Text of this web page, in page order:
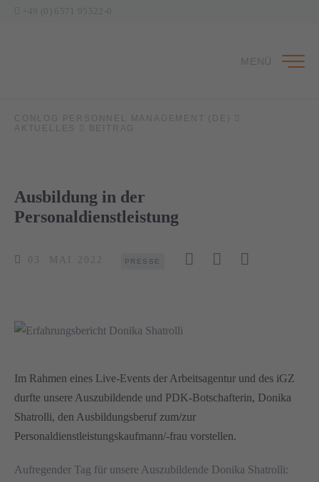
MENÜ
CONLOG PERSONNEL MANAGEMENT (DE)
AKTUELLES
BEITRAG
Ausbildung in der
Personaldienstleistung
03. MAI 2022 PRESSE
Im Rahmen eines Live-Events der Arbeitsagentur und des iGZ
durfte unsere Auszubildende und PDK-Botschafterin, Donika
Shatrolli, den Ausbildungsberuf zum/zur
Personaldienstleistungskaufmann/-frau vorstellen.
Aufregender Tag für unsere Auszubildende Donika Shatrolli: